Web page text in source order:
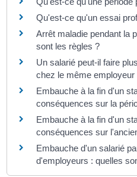
Qu'est-ce qu'un essai
Arrêt maladie pendant la
sont les règles ?
Un salarié peut-il faire
chez le même employeur
Embauche à la fin d'un
conséquences sur la
Embauche à la fin d'un
conséquences sur
Embauche d'un salarié
d'employeurs : quelles